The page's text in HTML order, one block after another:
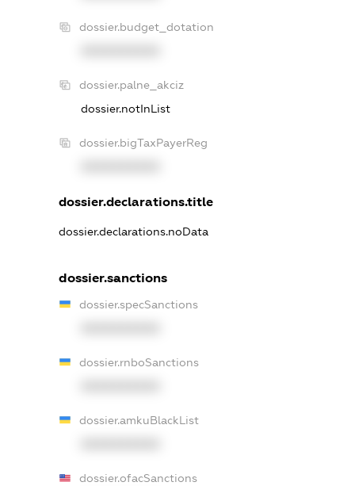
dossier.budget_dotation
dossier.palne_akciz
dossier.notInList
dossier.bigTaxPayerReg
dossier.declarations.title
dossier.declarations.noData
dossier.sanctions
dossier.specSanctions
dossier.rnboSanctions
dossier.amkuBlackList
dossier.ofacSanctions